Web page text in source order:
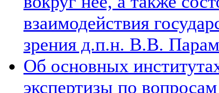
взаимодействия
зрения д.п.н. В.В.
Об основных
экспертизы по